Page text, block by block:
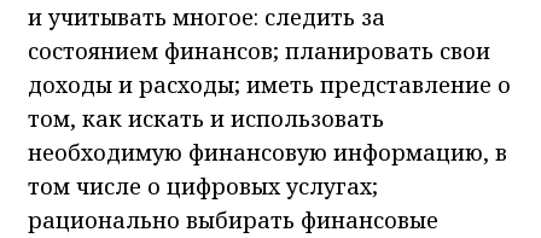
и учитывать многое: следить за
состоянием финансов; планировать свои
доходы и расходы; иметь представление о
том, как искать и использовать
необходимую финансовую информацию, в
том числе о цифровых услугах;
рационально выбирать финансовые